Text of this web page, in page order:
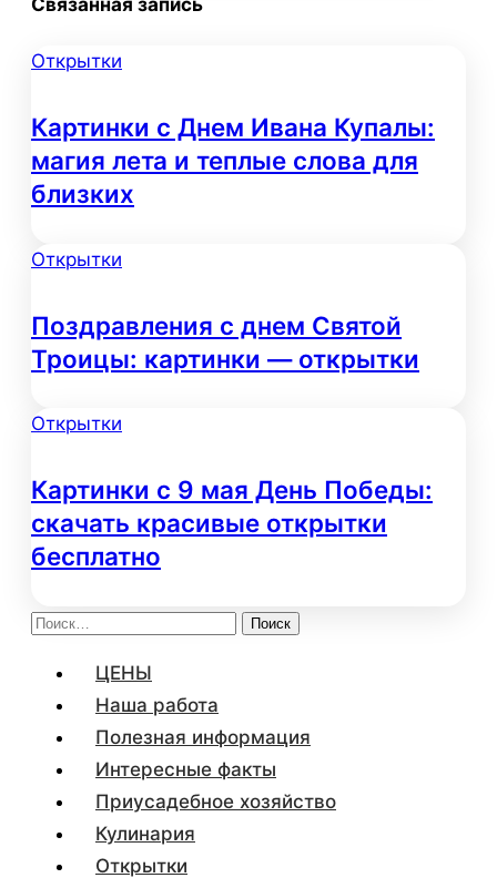
Открытки
Картинки с Днем Ивана Купалы:
магия лета и теплые слова для
близких
Открытки
Поздравления с днем Святой
Троицы: картинки — открытки
Открытки
Картинки с 9 мая День Победы:
скачать красивые открытки
бесплатно
Найти:
ЦЕНЫ
Наша работа
Полезная информация
Интересные факты
Приусадебное хозяйство
Кулинария
Открытки